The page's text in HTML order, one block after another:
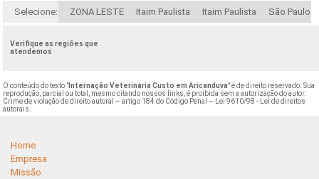
Selecione: ZONA LESTE Itaim Paulista Itaim Paulista São Paulo
Verifique as regiões que
atendemos
O conteúdo do texto " Internação Veterinária Custo em Aricanduva" é de direito reservado. Sua
reprodução, parcial ou total, mesmo citando nossos links, é proibida sem a autorização do autor.
Crime de violação de direito autoral – artigo 184 do Código Penal –
Lei 9610/98 - Lei de direitos
autorais
Home
Empresa
Missão